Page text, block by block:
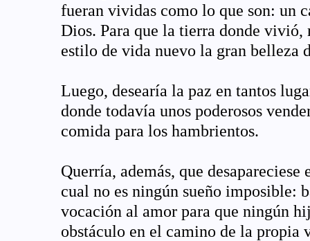
fueran vividas como lo que son: un
Dios. Para que la tierra donde
estilo de vida nuevo la gran belleza
Luego, desearía la paz en tantos
donde todavía unos poderosos
comida para los hambrientos.
Querría, además, que
cual no es ningún sueño imposible:
vocación al amor para que ningún
obstáculo en el camino de la propia